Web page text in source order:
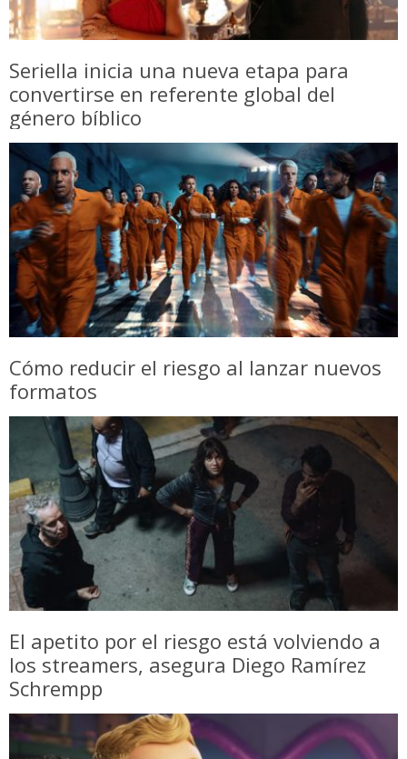
Seriella inicia una nueva etapa para
convertirse en referente global del
género bíblico
Cómo reducir el riesgo al lanzar nuevos
formatos
El apetito por el riesgo está volviendo a
los streamers, asegura Diego Ramírez
Schrempp